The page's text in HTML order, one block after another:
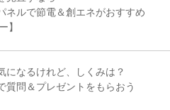
ネルで節電＆創エネがおすすめ
】
になるけれど、しくみは？
質問＆プレゼントをもらおう